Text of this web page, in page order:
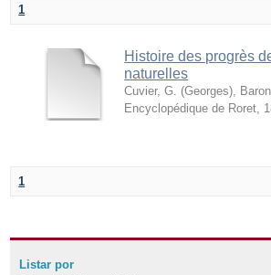
1
Histoire des progrès
naturelles
Cuvier, G. (Georges),
Encyclopédique de Roret
1
Listar por